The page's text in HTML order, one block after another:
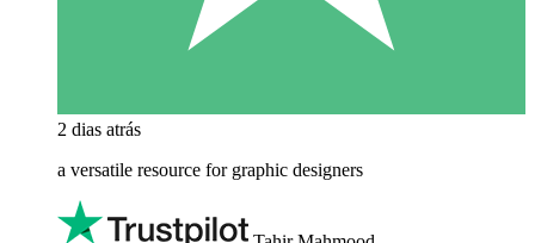
2 dias atrás
a versatile resource for graphic designers